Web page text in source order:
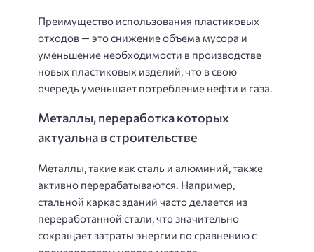
Преимущество использования пластиковых
отходов — это снижение объема мусора и
уменьшение необходимости в производстве
новых пластиковых изделий, что в свою
очередь уменьшает потребление нефти и газа.
Металлы, переработка которых
актуальна в строительстве
Металлы, такие как сталь и алюминий, также
активно перерабатываются. Например,
стальной каркас зданий часто делается из
переработанной стали, что значительно
сокращает затраты энергии по сравнению с